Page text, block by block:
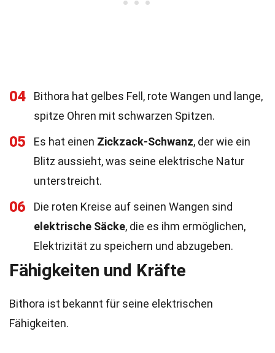
04
Bithora hat gelbes Fell, rote Wangen und lange,
spitze Ohren mit schwarzen Spitzen.
05 Es hat einen Zickzack-Schwanz, der wie ein
Blitz aussieht, was seine elektrische Natur
unterstreicht.
06
Die roten Kreise auf seinen Wangen sind
elektrische Säcke, die es ihm ermöglichen,
Elektrizität zu speichern und abzugeben.
Fähigkeiten und Kräfte
Bithora ist bekannt für seine elektrischen
Fähigkeiten.